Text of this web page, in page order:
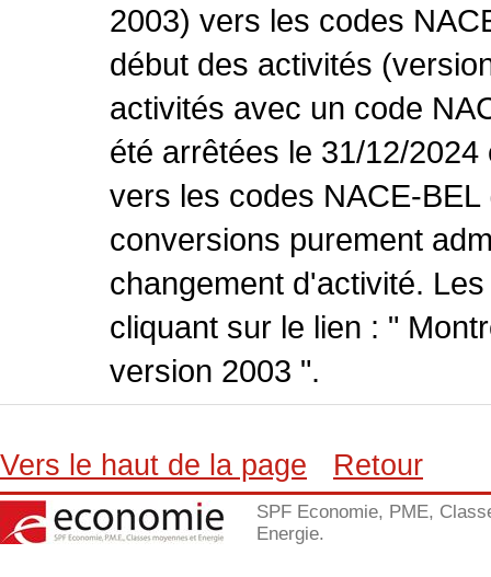
2003) vers les codes
début des activités
activités avec un code
été arrêtées le 31/12/
vers les codes NACE-
conversions purement
changement d'activité.
cliquant sur le lien : "
version 2003 ".
Vers le haut de la page Retour
SPF Economie, PME,
Energie.